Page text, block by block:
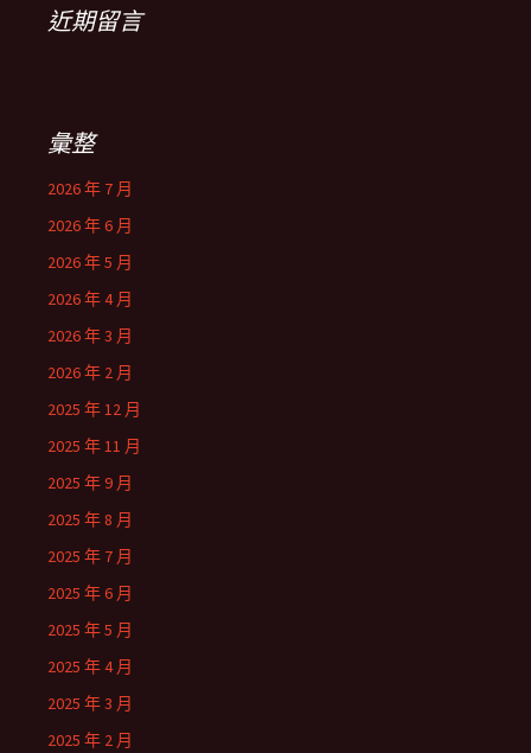
近期留言
彙整
2026 年 7 月
2026 年 6 月
2026 年 5 月
2026 年 4 月
2026 年 3 月
2026 年 2 月
2025 年 12 月
2025 年 11 月
2025 年 9 月
2025 年 8 月
2025 年 7 月
2025 年 6 月
2025 年 5 月
2025 年 4 月
2025 年 3 月
2025 年 2 月